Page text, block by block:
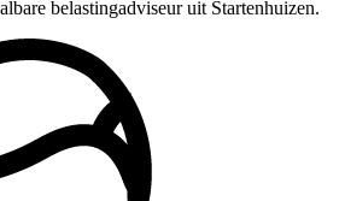
belastingadviseur uit Startenhuizen.